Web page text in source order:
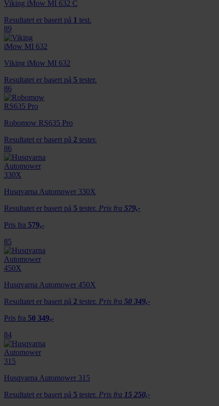
Viking iMow MI 632 C
Resultatet er basert på 1 test.
89
Viking iMow MI 632
Resultatet er basert på 5 tester.
86
Robomow RS635 Pro
Resultatet er basert på 2 tester.
86
Husqvarna Automower 330X
Resultatet er basert på 5 tester. Pris fra 579,-
Pris fra 579,-
85
Husqvarna Automower 450X
Resultatet er basert på 2 tester. Pris fra 50 349,-
Pris fra 50 349,-
84
Husqvarna Automower 315
Resultatet er basert på 5 tester. Pris fra 15 250,-